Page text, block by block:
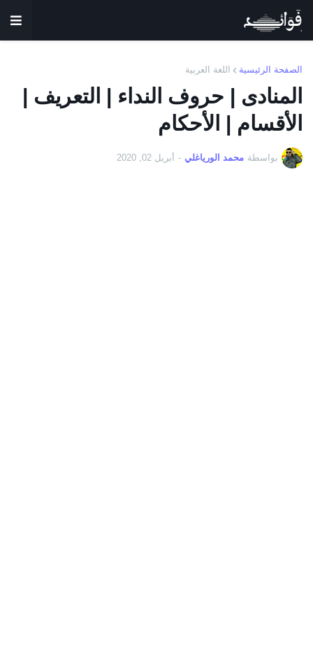
الصفحة الرئيسية اللغة العربية
المنادى | حروف النداء | التعريف |
الأقسام | الأحكام
بواسطة محمد الورياغلي - أبريل 02, 2020